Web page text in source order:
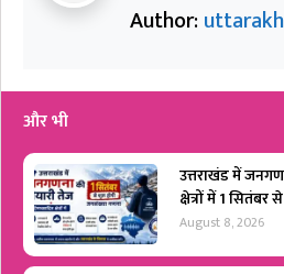
Author:
और भी
उत्तराखंड में
क्षेत्रों में 1
August 8, 2026